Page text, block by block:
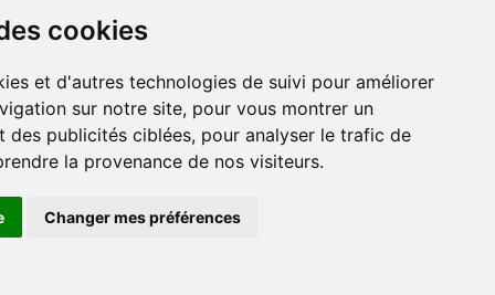
cookies
et d'autres technologies de suivi pour améliorer
sur notre site, pour vous montrer un
des publicités ciblées, pour analyser le trafic de
la provenance de nos visiteurs.
Changer mes préférences